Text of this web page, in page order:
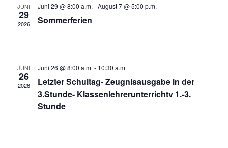
JUNI
29
2026
Juni 29 @ 8:00 a.m. -August 7 @ 5:00 p.m.
Sommerferien
JUNI
26
2026
Juni 26 @ 8:00 a.m. - 10:30 a.m.
Letzter Schultag- Zeugnisausgabe in der
3.Stunde- Klassenlehrerunterrichtv 1.-3.
Stunde